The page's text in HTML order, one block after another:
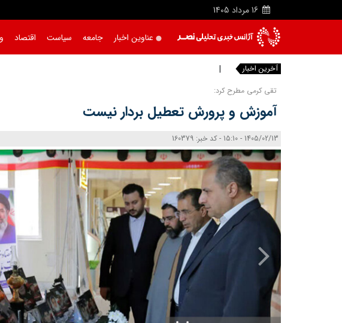
16 مرداد 1405
عناوین اخبار جامعه سیاست اقتصاد
آخرین اخبار آتش‌ سو
تقی کرمی مطرح کرد:
آموزش و پرورش تعطیل‌ بردار نیست
1405/02/13 - 15:10 - کد خبر: 160379